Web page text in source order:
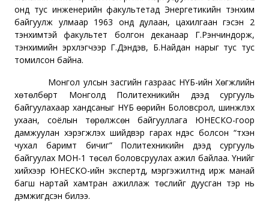
онд тус инженерийн факультетад Энергетикийн тэнхим
байгуулж улмаар 1963 онд дулаан, цахилгаан гэсэн 2
тэнхимтэй факультет болгон деканаар Г.Рэнчиндорж,
тэнхимийн эрхлэгчээр Г.Дэндэв, Б.Найдан нарыг тус тус
томилсон байна.
Монгол улсын засгийн газраас НҮБ-ийн Хөгжлийн
хөтөлбөрт Монголд Политехникийн дээд сургууль
байгуулахаар хандсаныг НҮБ өөрийн Боловсрол, шинжлэх
ухаан, соёлын төрөлжсөн байгууллага ЮНЕСКО-гоор
дамжуулан хэрэгжүүлэх шийдвэр гарах үндэс болсон “түүхэн
чухал баримт бичиг” Политехникийн дээд сургууль
байгуулах МОН-1 төсөл боловсруулах ажил байлаа. Үүнийг
хийхээр ЮНЕСКО-ийн экспертүүд, мэргэжилтнүүд ирж манай
багш нартай хамтран ажиллаж төслийг дуусган тэр нь
дэмжигдсэн билээ.